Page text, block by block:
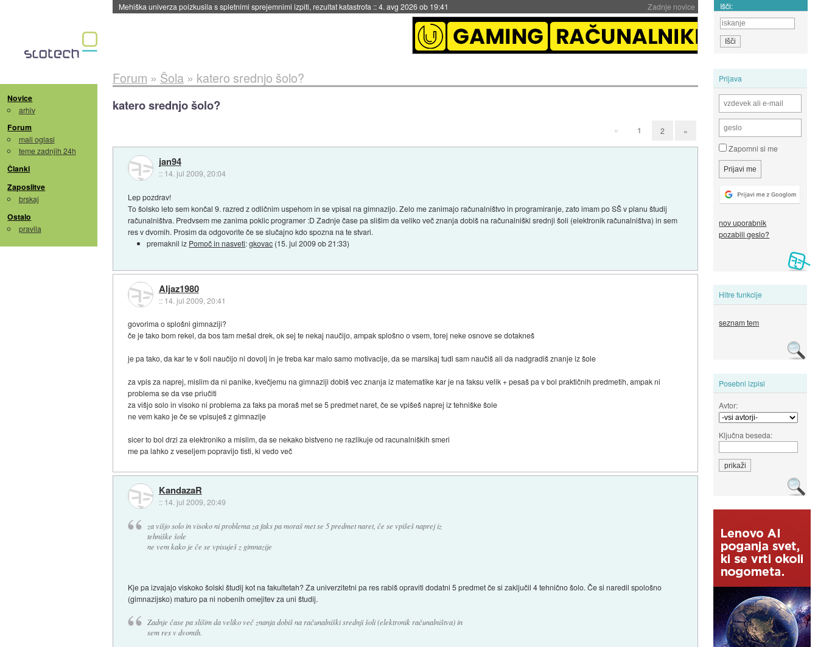
Zadnje novice
Evropska vesoljska agencija razvija svojo raketo za večkratno uporabo::4. avg 2026 ob 19:41 Išči:
Novice
arhiv
Forum
mali oglasi
teme zadnjih 24h
Članki
Zaposlitve
brskaj
Ostalo
pravila
Prijava
Zapomni si me
nov uporabnik
pozabili geslo?
Hitre funkcije
seznam tem
Posebni izpisi
Avtor:
Ključna beseda:
Forum » Šola» katero srednjo šolo?
katero srednjo šolo?
« 1 2 »
jan94
:: 14. jul 2009, 20:04
Lep pozdrav!
To šolsko leto sem končal 9. razred z odličnim uspehom in se vpisal na gimnazijo. Zelo me zanimajo računalništvo in programiranje, zato imam po SŠ v planu študij
računalništva. Predvsem me zanima poklic programer :D Zadnje čase pa slišim da veliko več znanja dobiš na računalniški srednji šoli (elektronik računalništva) in sem
res v dvomih. Prosim da odgovorite če se slučajno kdo spozna na te stvari.
premaknil iz Pomoč in nasveti:gkovac (15. jul 2009 ob 21:33)
Aljaz1980
:: 14. jul 2009, 20:41
govorima o splošni gimnaziji?
če je tako bom rekel, da bos tam mešal drek, ok sej te nekaj naučijo, ampak splošno o vsem, torej neke osnove se dotakneš
je pa tako, da kar te v šoli naučijo ni dovolj in je treba kar malo samo motivacije, da se marsikaj tudi sam naučiš ali da nadgradiš znanje iz šole
za vpis za naprej, mislim da ni panike, kvečjemu na gimnaziji dobiš vec znanja iz matematike kar je na faksu velik + pesaš pa v bol praktičnih predmetih, ampak ni
problema se da vse priučiti
za višjo solo in visoko ni problema za faks pa moraš met se 5 predmet naret, če se vpišeš naprej iz tehniške šole
ne vem kako je če se vpisuješ z gimnazije
sicer to bol drzi za elektroniko a mislim, da se nekako bistveno ne razlikuje od racunalniških smeri
me pa lahko z veseljem popravijo tisti, ki vedo več
KandazaR
:: 14. jul 2009, 20:49
za višjo solo in visoko ni problema za faks pa moraš met se 5 predmet naret, če se vpišeš naprej iz
tehniške šole
ne vem kako je če se vpisuješ z gimnazije
Kje pa izvajajo viskoko šolski študij kot na fakultetah? Za univerzitetni pa res rabiš opraviti dodatni 5 predmet če si zaključil 4 tehnično šolo. Če si naredil spološno
(gimnazijsko) maturo pa ni nobenih omejitev za uni študij.
Zadnje čase pa slišim da veliko več znanja dobiš na računalniški srednji šoli (elektronik računalništva) in
sem res v dvomih.